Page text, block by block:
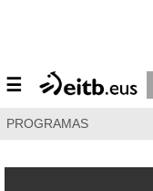
☰
PROGRAMAS